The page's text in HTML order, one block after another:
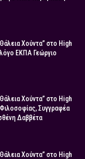
Χούντα” στο High
ΕΚΠΑ Γεώργιο
Χούντα” στο High
Συγγραφέα
Δαββέτα
Χούντα” στο High